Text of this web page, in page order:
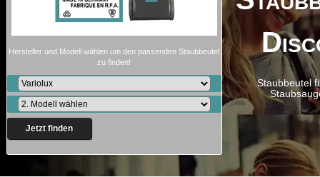
Staubbeutel
Hersteller und Modell wählen um den passenden Staubbeutel
zu finden!
Jetzt finden